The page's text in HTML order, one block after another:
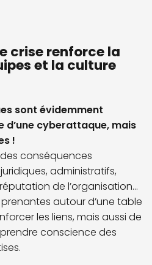
crise renforce la
et la culture
sont évidemment
d’une cyberattaque, mais
!
conséquences
administratifs,
de l’organisation...
autour d’une table
les liens, mais aussi de
conscience des